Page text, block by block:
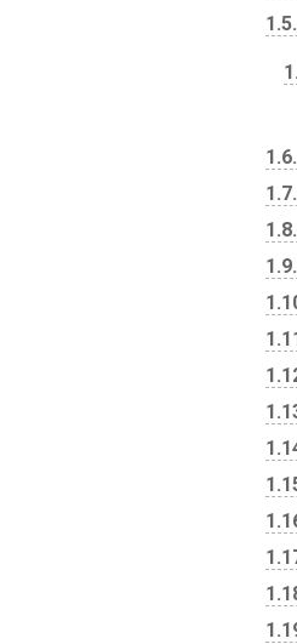
1.5
1.6
1.7
1.8
1.9